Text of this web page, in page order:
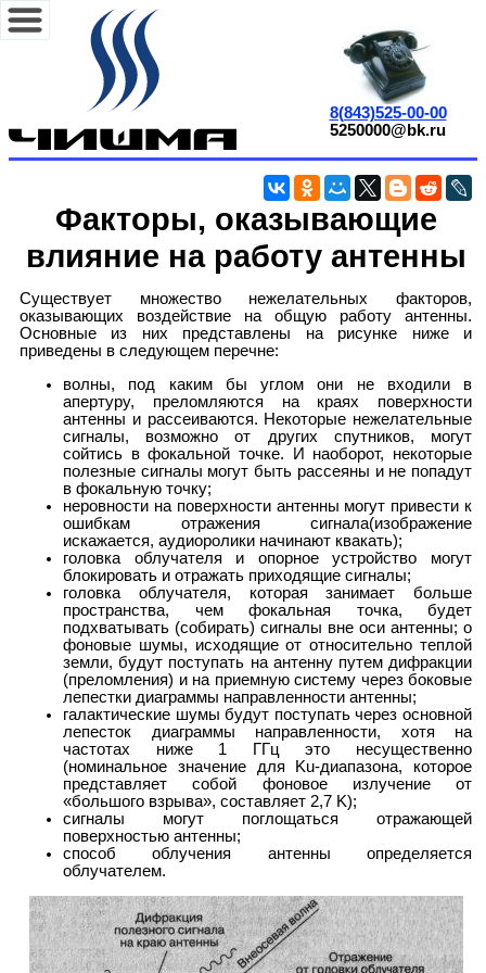
8(843)525-00-00
5250000@bk.ru
Факторы, оказывающие
влияние на работу антенны
Существует множество нежелательных факторов,
оказывающих воздействие на общую работу антенны.
Основные из них представлены на рисунке ниже и
приведены в следующем перечне:
волны, под каким бы углом они не входили в
апертуру, преломляются на краях поверхности
антенны и рассеиваются. Некоторые нежелательные
сигналы, возможно от других спутников, могут
сойтись в фокальной точке. И наоборот, некоторые
полезные сигналы могут быть рассеяны и не попадут
в фокальную точку;
неровности на поверхности антенны могут привести к
ошибкам отражения сигнала(изображение
искажается, аудиоролики начинают квакать);
головка облучателя и опорное устройство могут
блокировать и отражать приходящие сигналы;
головка облучателя, которая занимает больше
пространства, чем фокальная точка, будет
подхватывать (собирать) сигналы вне оси антенны; о
фоновые шумы, исходящие от относительно теплой
земли, будут поступать на антенну путем дифракции
(преломления) и на приемную систему через боковые
лепестки диаграммы направленности антенны;
галактические шумы будут поступать через основной
лепесток диаграммы направленности, хотя на
частотах ниже 1 ГГц это несущественно
(номинальное значение для Ku-диапазона, которое
представляет собой фоновое излучение от
«большого взрыва», составляет 2,7 K);
сигналы могут поглощаться отражающей
поверхностью антенны;
способ облучения антенны определяется
облучателем.